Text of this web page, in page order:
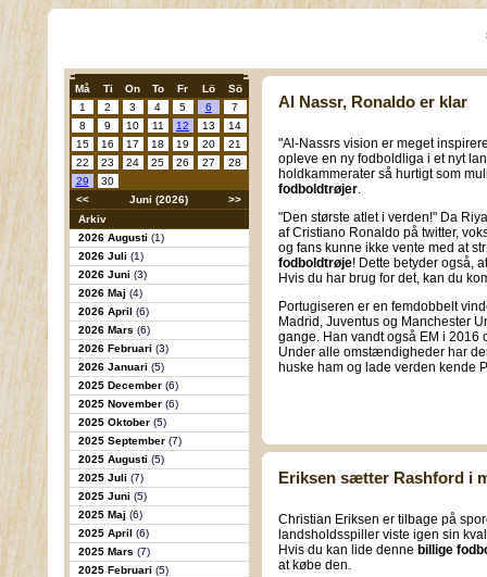
Må Ti On To Fr Lö
Sö
1
2 3 4 5 6
7
8
9 10 11 12 13
14
15
16 17 18 19 20
21
22
23 24 25 26 27
28
29
30
<<
Juni (2026)
>>
Arkiv
2026 Augusti (1)
2026 Juli (1)
2026 Juni (3)
2026 Maj (4)
2026 April (6)
2026 Mars (6)
2026 Februari (3)
2026 Januari (5)
2025 December (6)
2025 November (6)
2025 Oktober (5)
2025 September (7)
2025 Augusti (5)
2025 Juli (7)
2025 Juni (5)
2025 Maj (6)
2025 April (6)
2025 Mars (7)
2025 Februari (5)
Al Nassr, Ronaldo er klar
"Al-Nassrs vision er meget
opleve en ny fodboldliga i et nyt
holdkammerater så hurtigt som
fodboldtrøjer.
"Den største atlet i verden!" Da
af Cristiano Ronaldo på twitter,
og fans kunne ikke vente med at
fodboldtrøje! Dette betyder også,
Hvis du har brug for det, kan du
Portugiseren er en femdobbelt
Madrid, Juventus og Manchester
gange. Han vandt også EM i
Under alle omstændigheder har
huske ham og lade verden kende
Eriksen sætter Rashford i
Christian Eriksen er tilbage på
landsholdsspiller viste igen sin
Hvis du kan lide denne billige
at købe den.